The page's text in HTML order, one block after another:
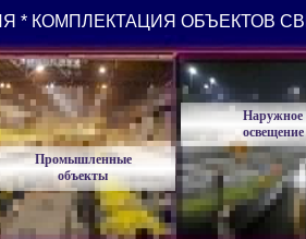
* КОМПЛЕКТАЦИЯ ОБЪЕКТОВ
Промышленные
объекты
Наружное
освещение